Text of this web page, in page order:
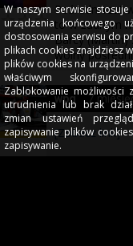
Pośredni rzut
to w żadnym
Barcy (Martin)
wolny
[Zobacz link]
wpg 7
W naszym serwisie
urządzenia końcowego
dostosowania serwisu do
plikach cookies znajdziesz
plików cookies na
właściwym
Zablokowanie możliwości
utrudnienia lub brak
zmian ustawień
zapisywanie plików
zapisywanie.